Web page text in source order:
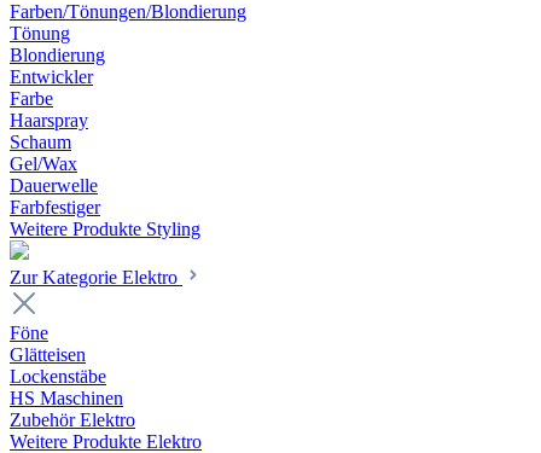
Farben/Tönungen/Blondierung
Tönung
Blondierung
Entwickler
Farbe
Haarspray
Schaum
Gel/Wax
Dauerwelle
Farbfestiger
Weitere Produkte Styling
Zur Kategorie Elektro
Föne
Glätteisen
Lockenstäbe
HS Maschinen
Zubehör Elektro
Weitere Produkte Elektro